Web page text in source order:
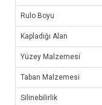
Rulo Boyu
Kapladığı Alan
Yüzey Malzemesi
Taban Malzemesi
Silinebilirlik